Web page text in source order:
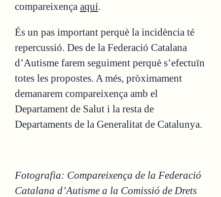
compareixença aquí.
És un pas important perquè la incidència té
repercussió. Des de la Federació Catalana
d’Autisme farem seguiment perquè s’efectuïn
totes les propostes. A més, pròximament
demanarem compareixença amb el
Departament de Salut i la resta de
Departaments de la Generalitat de Catalunya.
Fotografia: Compareixença de la Federació
Catalana d’Autisme a la Comissió de Drets